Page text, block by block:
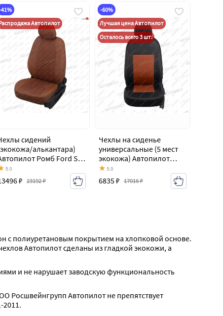
Автопилот
сидений
алькантара)
Ромб Ford S-
1 дорестайлинг
2010)
5.0
₽ 23192 ₽
-60%
Лучшая цена Автопилот
Осталось всего 3 шт.
Чехлы на сиденье
универсальные (5 мест
экокожа) Автопилот
Ford S-Max 1
дорестайлинг (2006-
2010)
5.0
6835 ₽ 17016 ₽
с полиуретановым покрытием на хлопковой основе.
Автопилот сделаны из гладкой экокожи, а
и не нарушает заводскую функциональность
Росшвейнгрупп Автопилот не препятствует
2011.